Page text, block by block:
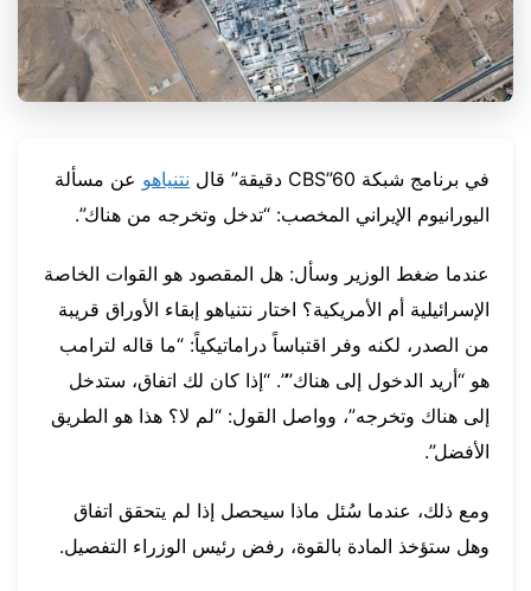
في برنامج شبكة CBS”60 دقيقة” قال نتنياهو عن مسألة
اليورانيوم الإيراني المخصب: “تدخل وتخرجه من هناك”.
عندما ضغط الوزير وسأل: هل المقصود هو القوات الخاصة
الإسرائيلية أم الأمريكية؟ اختار نتنياهو إبقاء الأوراق قريبة
من الصدر، لكنه وفر اقتباساً دراماتيكياً: “ما قاله لترامب
هو “أريد الدخول إلى هناك””. “إذا كان لك اتفاق، ستدخل
إلى هناك وتخرجه”، وواصل القول: “لم لا؟ هذا هو الطريق
الأفضل”.
ومع ذلك، عندما سُئل ماذا سيحصل إذا لم يتحقق اتفاق
وهل ستؤخذ المادة بالقوة، رفض رئيس الوزراء التفصيل.